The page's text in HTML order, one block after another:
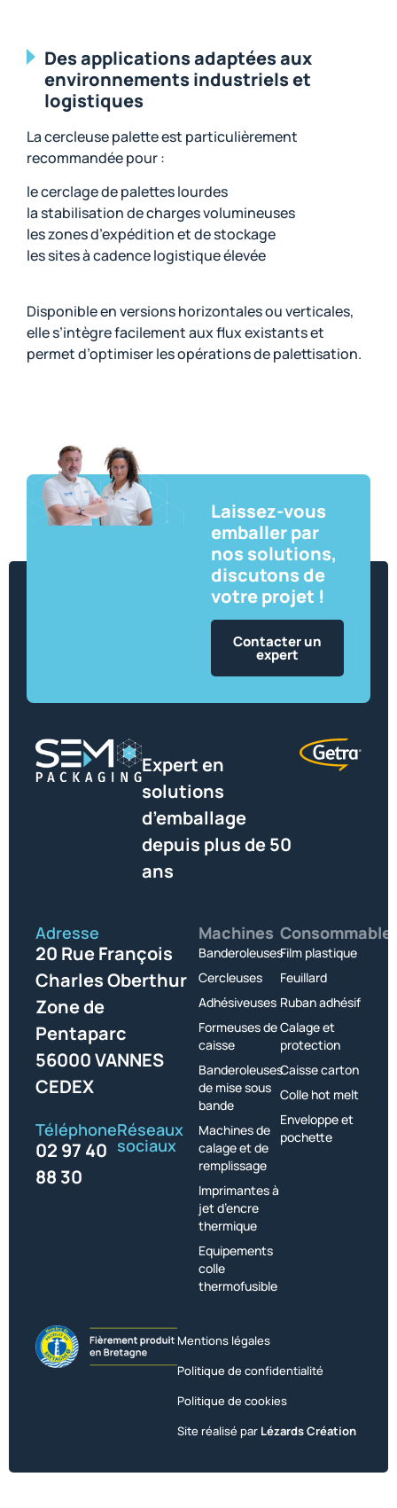
Des applications adaptées aux
environnements industriels et
logistiques
La cercleuse palette est particulièrement
recommandée pour :
le cerclage de palettes lourdes
la stabilisation de charges volumineuses
les zones d’expédition et de stockage
les sites à cadence logistique élevée
Disponible en versions horizontales ou verticales,
elle s’intègre facilement aux flux existants et
permet d’optimiser les opérations de palettisation.
Laissez-vous
emballer par
nos solutions,
discutons de
votre projet !
Contacter un
expert
Expert en
solutions
d’emballage
depuis plus de 50
ans
Adresse
20 Rue François
Charles Oberthur
Zone de
Pentaparc
56000 VANNES
CEDEX
Téléphone
02 97 40
88 30
Réseaux
sociaux
Machines
Banderoleuses
Cercleuses
Adhésiveuses
Formeuses de
caisse
Banderoleuses
de mise sous
bande
Machines de
calage et de
remplissage
Imprimantes à
jet d’encre
thermique
Equipements
colle
thermofusible
Film plastique
Feuillard
Ruban adhésif
Calage et
protection
Caisse carton
Colle hot melt
Enveloppe et
pochette
Mentions légales
Politique de confidentialité
Politique de cookies
Site réalisé par Lézards Création